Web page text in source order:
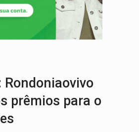
UNIDOS: Assembleia Geral delibera greve da educação
SELETIVO: Rondoniaovivo abre oficina de Comunicação com
Rondoniaovivo
prêmios para o